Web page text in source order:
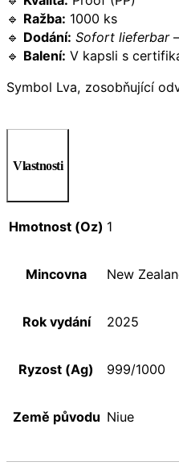
🔹 Ražba: 1000 ks
🔹 Dodání: Sofort lieferbar
🔹 Balení: V kapsli s
Symbol Lva, zosobňující
Vlastnosti
Hmotnost (Oz) 1
Mincovna New
Rok vydání 2025
Ryzost (Ag) 999/1000
Země původu Niue